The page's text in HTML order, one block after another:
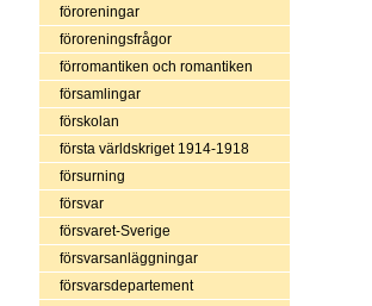
föroreningar
föroreningsfrågor
förromantiken och romantiken
församlingar
förskolan
första världskriget 1914-1918
försurning
försvar
försvaret-Sverige
försvarsanläggningar
försvarsdepartement